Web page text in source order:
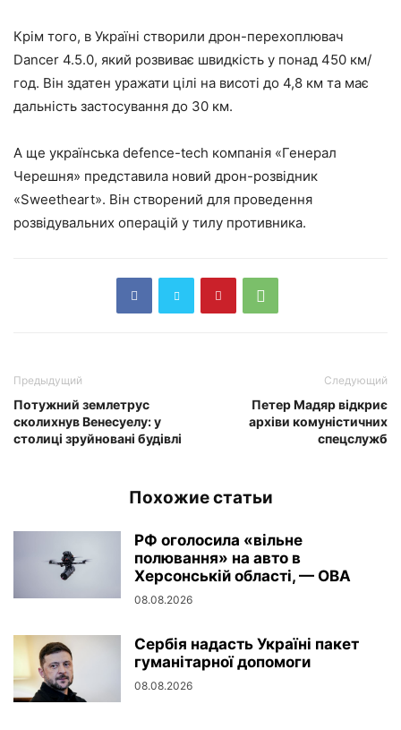
Крім того, в Україні створили дрон-перехоплювач
Dancer 4.5.0, який розвиває швидкість у понад 450 км/
год. Він здатен уражати цілі на висоті до 4,8 км та має
дальність застосування до 30 км.
А ще українська defence-tech компанія «Генерал
Черешня» представила новий дрон-розвідник
«Sweetheart». Він створений для проведення
розвідувальних операцій у тилу противника.
Предыдущий
Потужний землетрус
сколихнув Венесуелу: у
столиці зруйновані будівлі
Следующий
Петер Мадяр відкриє
архіви комуністичних
спецслужб
Похожие статьи
РФ оголосила «вільне
полювання» на авто в
Херсонській області, — ОВА
08.08.2026
Сербія надасть Україні пакет
гуманітарної допомоги
08.08.2026